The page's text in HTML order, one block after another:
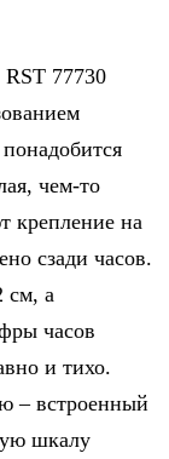
77730
чем-то
крепление на
сзади часов.
см, а
часов
и тихо.
– встроенный
шкалу